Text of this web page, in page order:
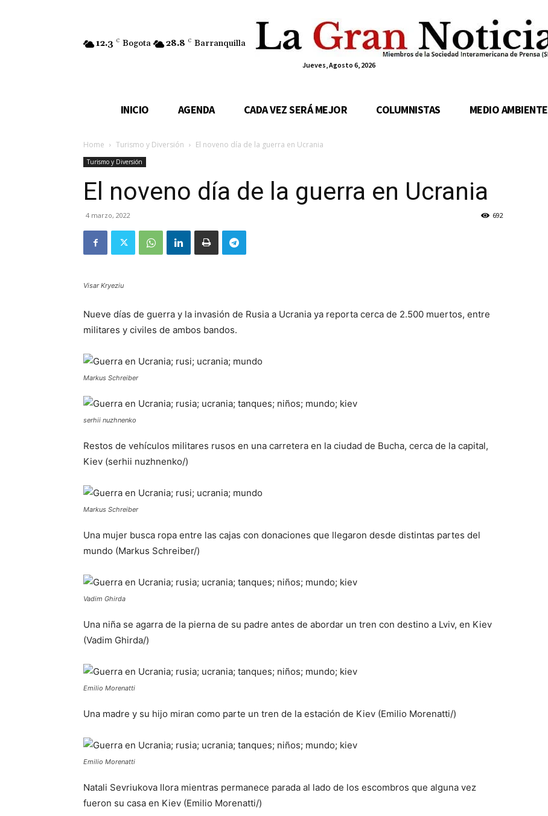
12.3 C Bogota 28.8 C Barranquilla
Jueves, Agosto 6, 2026
INICIO AGENDA CADA VEZ SERÁ MEJOR COLUMNISTAS MEDIO AMBIENTE
Home Turismo y Diversión El noveno día de la guerra en Ucrania
Turismo y Diversión
El noveno día de la guerra en Ucrania
4 marzo, 2022 692
Visar Kryeziu
Nueve días de guerra y la invasión de Rusia a Ucrania ya reporta cerca de 2.500 muertos, entre
militares y civiles de ambos bandos.
Markus Schreiber
serhii nuzhnenko
Restos de vehículos militares rusos en una carretera en la ciudad de Bucha, cerca de la capital,
Kiev (serhii nuzhnenko/)
Markus Schreiber
Una mujer busca ropa entre las cajas con donaciones que llegaron desde distintas partes del
mundo (Markus Schreiber/)
Vadim Ghirda
Una niña se agarra de la pierna de su padre antes de abordar un tren con destino a Lviv, en Kiev
(Vadim Ghirda/)
Emilio Morenatti
Una madre y su hijo miran como parte un tren de la estación de Kiev (Emilio Morenatti/)
Emilio Morenatti
Natali Sevriukova llora mientras permanece parada al lado de los escombros que alguna vez
fueron su casa en Kiev (Emilio Morenatti/)